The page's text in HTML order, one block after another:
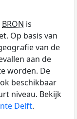
BRON is
Op basis van
van de
aan de
worden. De
beschikbaar
niveau. Bekijk
Delft.